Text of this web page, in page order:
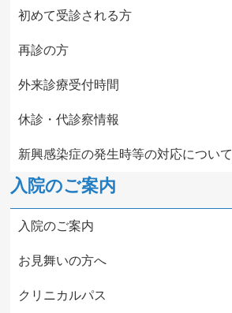
初めて受診される方
再診の方
外来診療受付時間
休診・代診察情報
新興感染症の発生時等の対応について
入院のご案内
入院のご案内
お見舞いの方へ
クリニカルパス